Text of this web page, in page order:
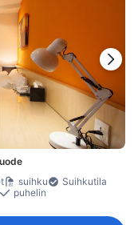
suihku
Suihkutila
puhelin